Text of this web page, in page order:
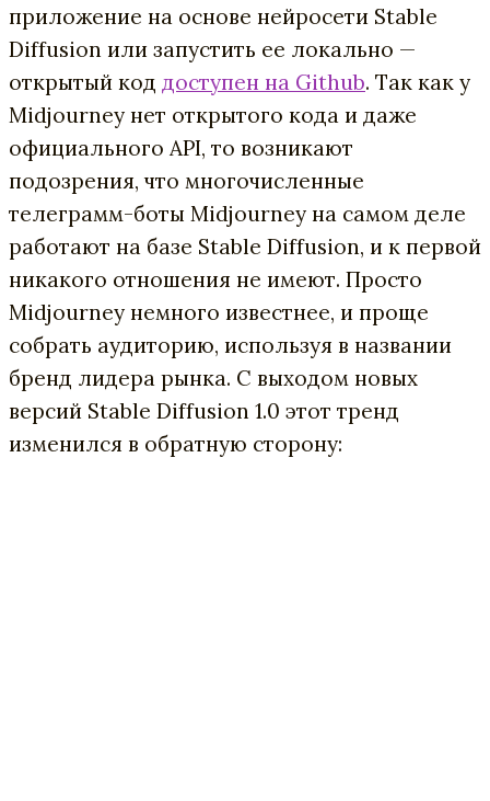
приложение на основе нейросети Stable
Diffusion или запустить ее локально —
открытый код доступен на Github. Так как у
Midjourney нет открытого кода и даже
официального API, то возникают
подозрения, что многочисленные
телеграмм-боты Midjourney на самом деле
работают на базе Stable Diffusion, и к первой
никакого отношения не имеют. Просто
Midjourney немного известнее, и проще
собрать аудиторию, используя в названии
бренд лидера рынка. С выходом новых
версий Stable Diffusion 1.0 этот тренд
изменился в обратную сторону: